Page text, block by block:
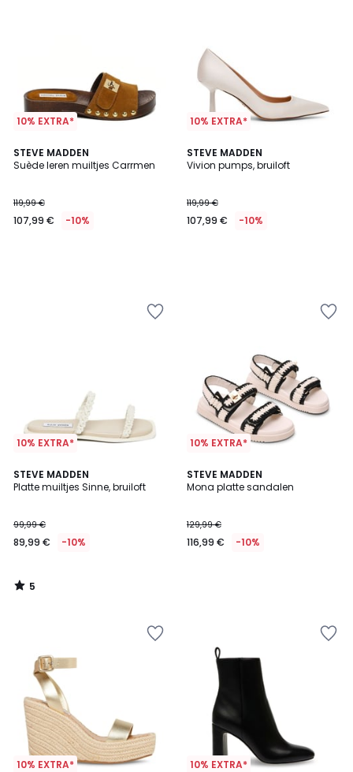
10% EXTRA*
STEVE MADDEN
Suède leren muiltjes Carrmen
119,99 €
107,99 € -10%
10% EXTRA*
STEVE MADDEN
Vivion pumps, bruiloft
119,99 €
107,99 € -10%
10% EXTRA*
STEVE MADDEN
Platte muiltjes Sinne, bruiloft
99,99 €
89,99 € -10%
5
/
5
/
10% EXTRA*
STEVE MADDEN
Mona platte sandalen
129,99 €
116,99 € -10%
10% EXTRA* 10% EXTRA*